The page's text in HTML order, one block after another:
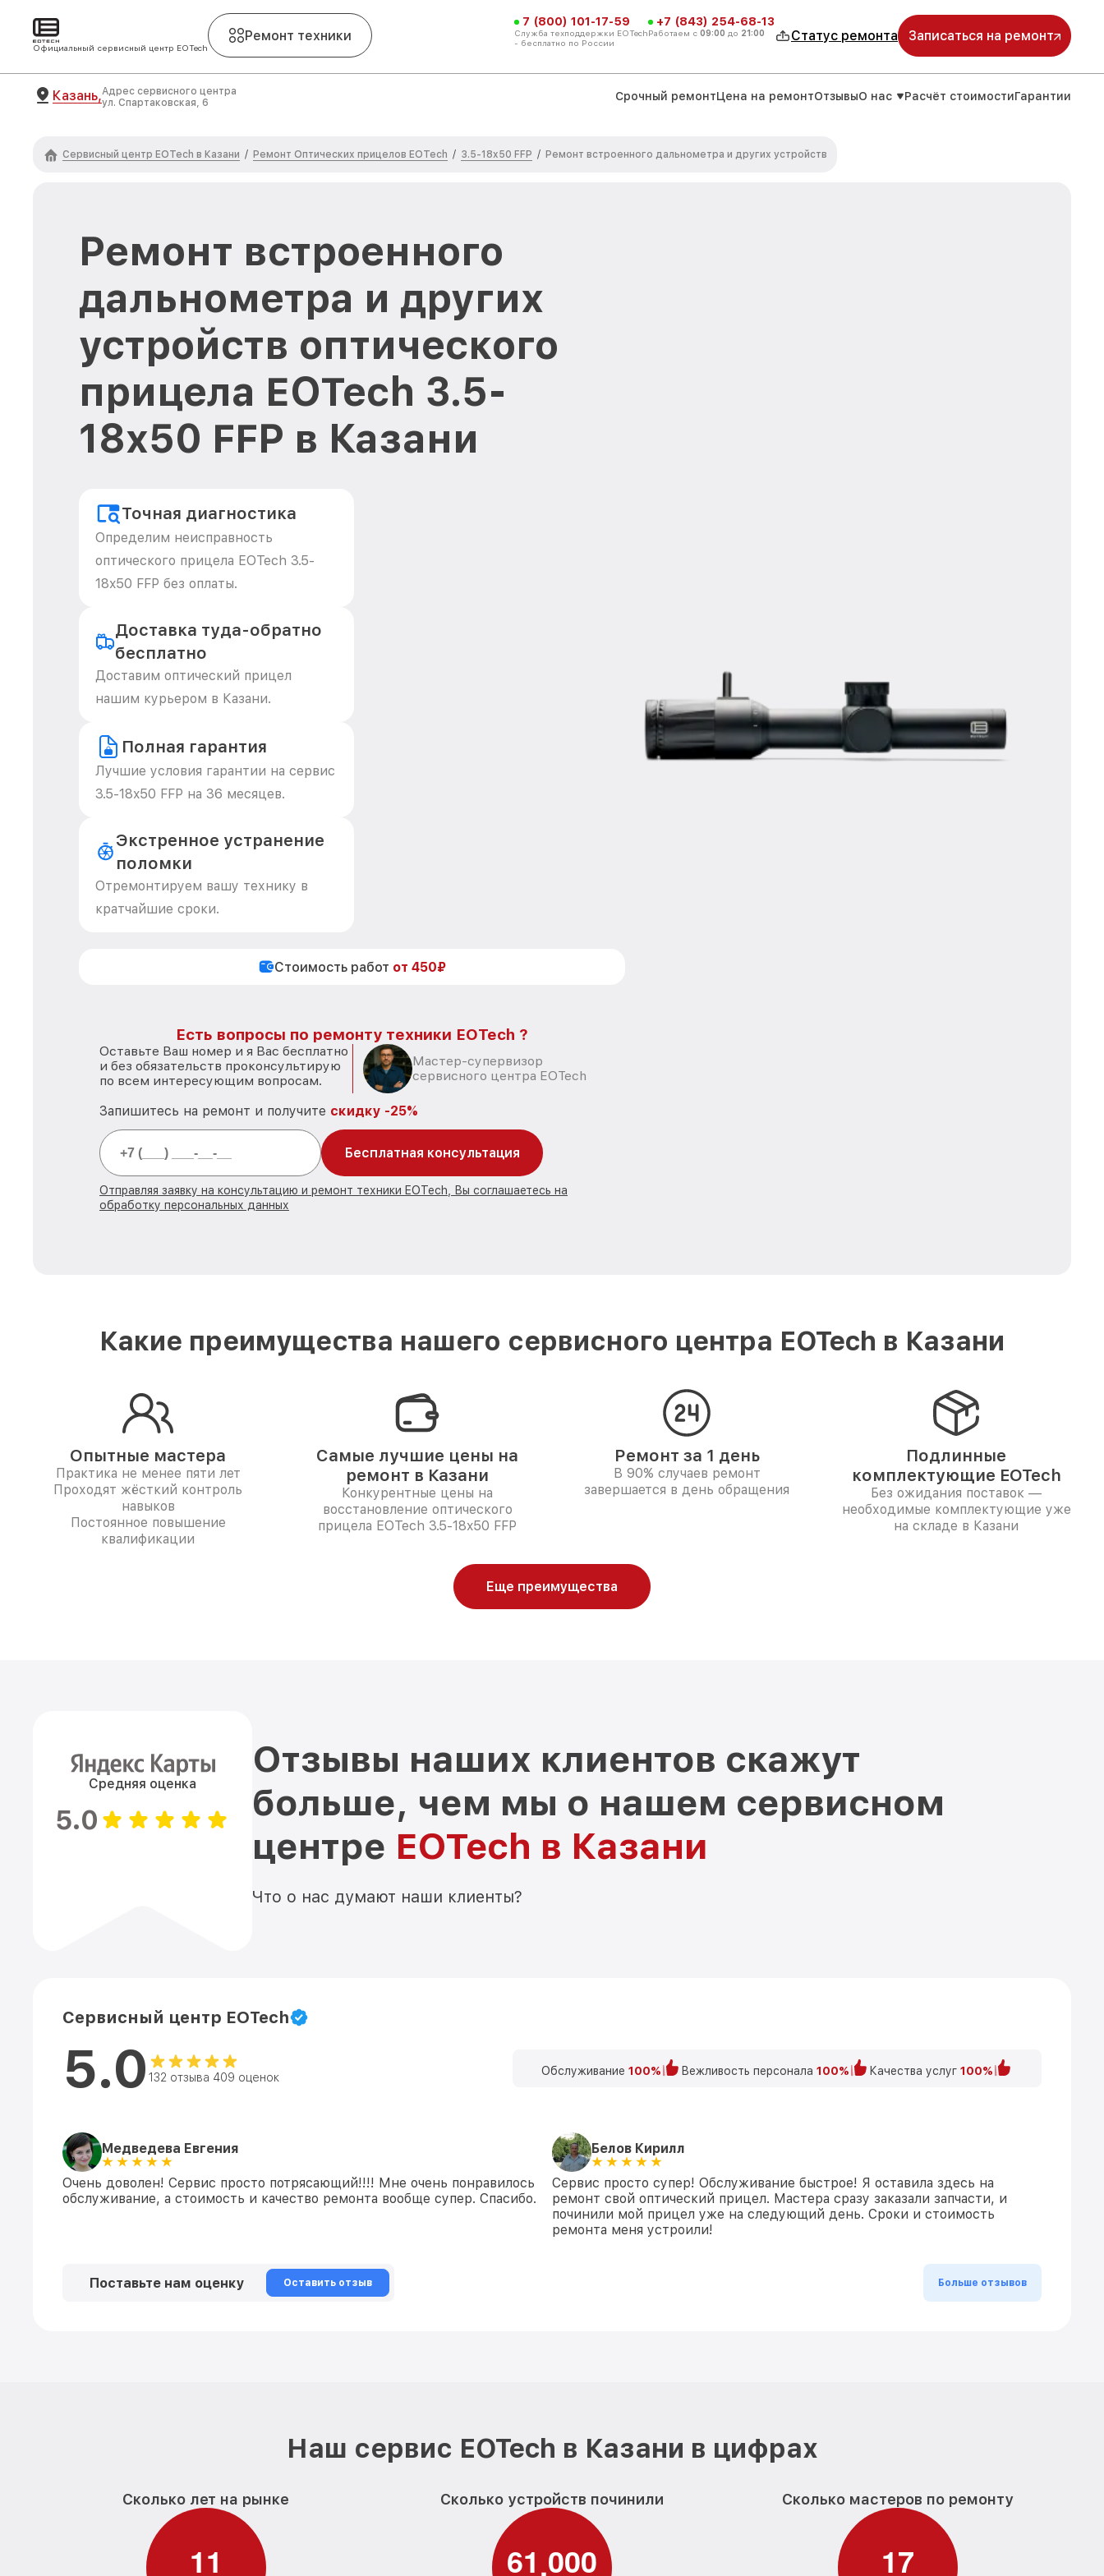
Официальный сервисный центр EOTech
Ремонт техники
7 (800) 101-17-59
Служба техподдержки EOTech
- бесплатно по России
+7 (843) 254-68-13
Работаем с 09:00 до 21:00 Статус ремонта Записаться на ремонт
Казань,Адрес сервисного центра
ул. Спартаковская, 6
Срочный ремонтЦена на ремонтОтзывыО нас Расчёт стоимостиГарантии
Сервисный центр EOTech в Казани / Ремонт Оптических прицелов EOTech / 3.5-18x50 FFP / Ремонт встроенного дальнометра и других устройств
Ремонт встроенного
дальнометра и других
устройств оптического
прицела EOTech 3.5-
18x50 FFP в Казани
Точная диагностика
Определим неисправность
оптического прицела EOTech 3.5-
18x50 FFP без оплаты.
Доставка туда-обратно
бесплатно
Доставим оптический прицел
нашим курьером в Казани.
Полная гарантия
Лучшие условия гарантии на сервис
3.5-18x50 FFP на 36 месяцев.
Экстренное устранение
поломки
Отремонтируем вашу технику в
кратчайшие сроки.
Стоимость работ от 450₽
Есть вопросы по ремонту техники EOTech ?
Оставьте Ваш номер и я Вас бесплатно
и без обязательств проконсультирую
по всем интересующим вопросам.
Мастер-супервизор
сервисного центра EOTech
Запишитесь на ремонт и получите скидку -25%
Бесплатная консультация
Отправляя заявку на консультацию и ремонт техники EOTech, Вы соглашаетесь на
обработку персональных данных
Какие преимущества нашего сервисного центра EOTech в Казани
Опытные мастера
Практика не менее пяти лет
Проходят жёсткий контроль
навыков
Постоянное повышение
квалификации
Самые лучшие цены на
ремонт в Казани
Конкурентные цены на
восстановление оптического
прицела EOTech 3.5-18x50 FFP
Ремонт за 1 день
В 90% случаев ремонт
завершается в день обращения
Подлинные
комплектующие EOTech
Без ожидания поставок —
необходимые комплектующие уже
на складе в Казани
Еще преимущества
Средняя оценка
5.0
Отзывы наших клиентов скажут
больше, чем мы о нашем сервисном
центре EOTech в Казани
Что о нас думают наши клиенты?
Сервисный центр EOTech
5.0 132 отзыва 409 оценок Обслуживание 100% Вежливость персонала 100% Качества услуг 100%
Медведева Евгения
Очень доволен! Сервис просто потрясающий!!!! Мне очень понравилось
обслуживание, а стоимость и качество ремонта вообще супер. Спасибо.
Белов Кирилл
Сервис просто супер! Обслуживание быстрое! Я оставила здесь на
ремонт свой оптический прицел. Мастера сразу заказали запчасти, и
починили мой прицел уже на следующий день. Сроки и стоимость
ремонта меня устроили!
Поставьте нам оценку Оставить отзыв Больше отзывов
Наш сервис EOTech в Казани в цифрах
Сколько лет на рынке
11
Сколько устройств починили
61,000
Сколько мастеров по ремонту
17